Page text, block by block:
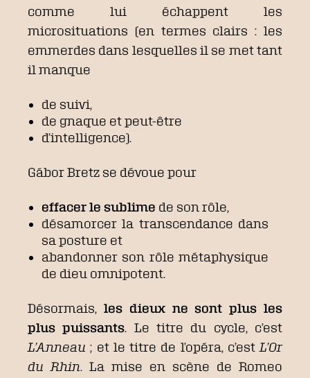
comme lui échappent les
microsituations (en termes clairs : les
emmerdes dans lesquelles il se met tant
il manque
de suivi,
de gnaque et peut-être
d’intelligence).
Gábor Bretz se dévoue pour
effacer le sublime de son rôle,
désamorcer la transcendance dans
sa posture et
abandonner son rôle métaphysique
de dieu omnipotent.
Désormais, les dieux ne sont plus les
plus puissants. Le titre du cycle, c’est
L’Anneau ; et le titre de l’opéra, c’est L’Or
du Rhin. La mise en scène de Romeo